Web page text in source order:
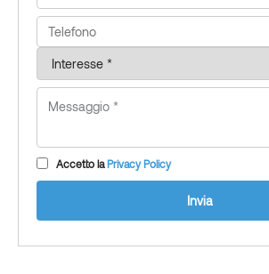
Accetto la Privacy Policy
Invia